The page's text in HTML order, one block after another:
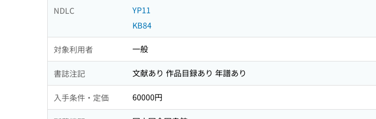
NDLC
YP11
KB84
対象利用者 一般
書誌注記 文献あり 作品目録あり 年譜あり
入手条件・定価 60000円